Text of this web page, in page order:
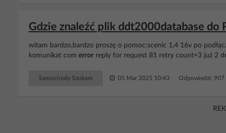
Gdzie znaleźć plik ddt2000database
witam bardzo,bardzo proszę o pomoc:scenic 1,4 16v po
komunikat com error reply for request 81 retry count=3 już 2
Samochody Szukam 05 Mar 2025 10:43 Odpowiedzi: